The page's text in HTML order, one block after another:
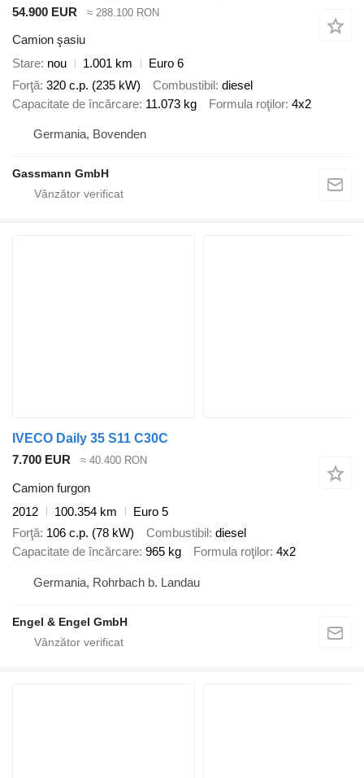
54.900 EUR
≈ 288.100 RON
Camion şasiu
Stare nou 1.001 km
Euro 6
Forţă 320 c.p. (235 kW) Combustibil diesel
Capacitate de încărcare 11.073 kg Formula roţilor 4x2
Germania, Bovenden
Gassmann GmbH
IVECO Daily 35 S11 C30C
7.700 EUR
≈ 40.400 RON
Camion furgon
2012
100.354 km
Euro 5
Forţă 106 c.p. (78 kW) Combustibil diesel
Capacitate de încărcare 965 kg Formula roţilor 4x2
Germania, Rohrbach b. Landau
Engel & Engel GmbH